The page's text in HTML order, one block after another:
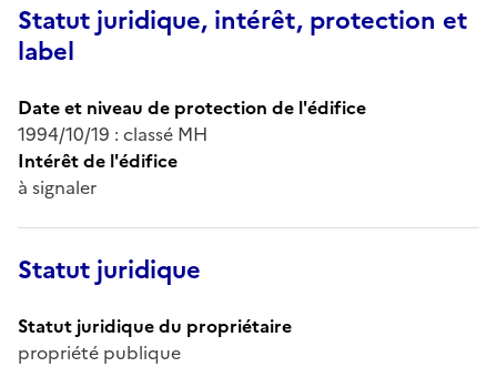
Statut juridique, intérêt, protection et
label
Date et niveau de protection de l'édifice
1994/10/19 : classé MH
Intérêt de l'édifice
à signaler
Statut juridique
Statut juridique du propriétaire
propriété publique